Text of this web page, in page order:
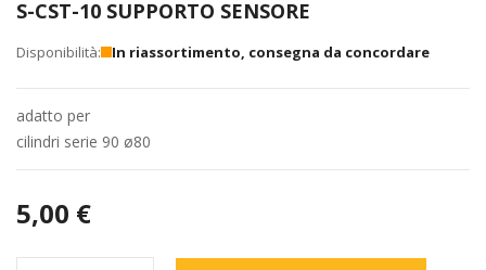
della
immagini
S-CST-10 SUPPORTO SENSORE
In riassortimento, consegna da concordare
adatto per
cilindri serie 90 ø80
5,00 €